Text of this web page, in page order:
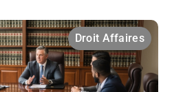
Droit Affaires